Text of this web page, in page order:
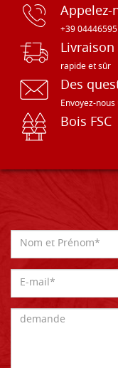
Appelez-
+39
Livraison
rapide et sûr
Des
Envoyez-
Bois FSC